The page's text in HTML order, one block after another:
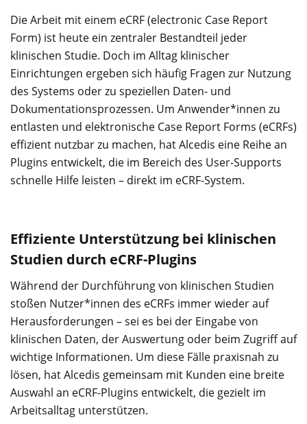
Die Arbeit mit einem eCRF (electronic Case Report
Form) ist heute ein zentraler Bestandteil jeder
klinischen Studie. Doch im Alltag klinischer
Einrichtungen ergeben sich häufig Fragen zur Nutzung
des Systems oder zu speziellen Daten- und
Dokumentationsprozessen. Um Anwender*innen zu
entlasten und elektronische Case Report Forms (eCRFs)
effizient nutzbar zu machen, hat Alcedis eine Reihe an
Plugins entwickelt, die im Bereich des User-Supports
schnelle Hilfe leisten – direkt im eCRF-System.
Effiziente Unterstützung bei klinischen
Studien durch eCRF-Plugins
Während der Durchführung von klinischen Studien
stoßen Nutzer*innen des eCRFs immer wieder auf
Herausforderungen – sei es bei der Eingabe von
klinischen Daten, der Auswertung oder beim Zugriff auf
wichtige Informationen. Um diese Fälle praxisnah zu
lösen, hat Alcedis gemeinsam mit Kunden eine breite
Auswahl an eCRF-Plugins entwickelt, die gezielt im
Arbeitsalltag unterstützen.